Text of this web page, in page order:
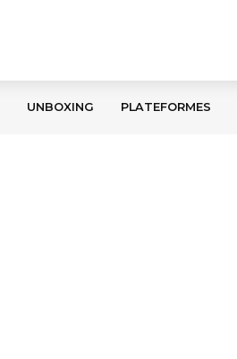
UNBOXING PLATEFORMES